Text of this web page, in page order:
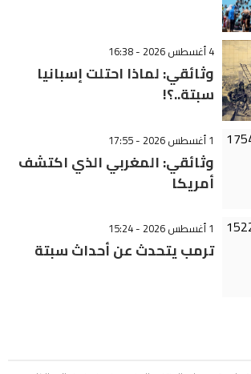
4 أغسطس 2026 - 16:38
وثائقي: لماذا احتلت إسبانيا
سبتة..؟!
1 أغسطس 2026 - 17:55
وثائقي: المغربي الذي اكتشف
أمريكا
1 أغسطس 2026 - 15:24
ترمب يتحدث عن أحداث سبتة